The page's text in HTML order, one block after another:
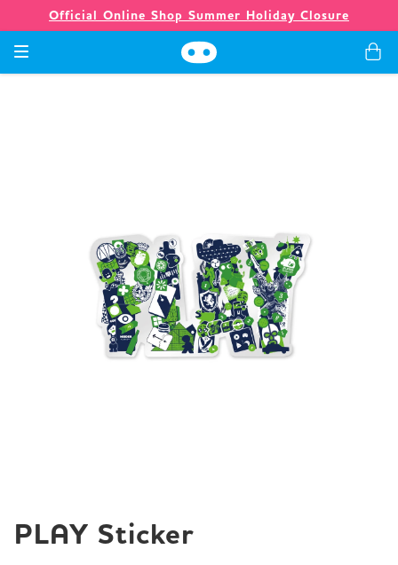
Official Online Shop Summer Holiday Closure
PLAY Sticker
Unternehmen
Ladenlokal